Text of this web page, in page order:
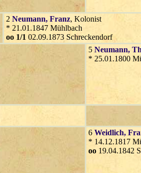
2 Neumann, Franz, Kolonist
* 21.01.1847 Mühlbach
oo 1/1 02.09.1873 Schreckendorf
5 Neumann,
* 25.01.1800
6 Weidlich,
* 14.12.1817
oo 19.04.1842